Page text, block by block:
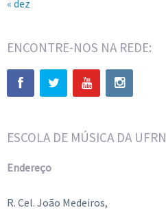
« dez
ENCONTRE-NOS NA REDE:
ESCOLA DE MÚSICA DA UFRN
Endereço
R. Cel. João Medeiros,